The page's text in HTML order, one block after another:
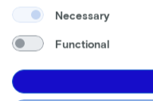
Frame shape
Diamond
Range
Removable battery
No
Necessary
Functional